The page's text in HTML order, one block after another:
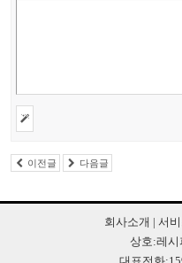
이전글 다음글
회사소개 | 서
상호:레